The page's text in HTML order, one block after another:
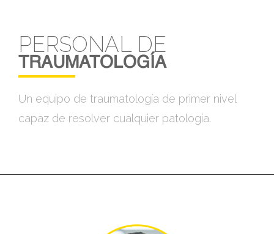
PERSONAL DE
TRAUMATOLOGÍA
Un equipo de traumatología de primer nivel
capaz de resolver cualquier patología.